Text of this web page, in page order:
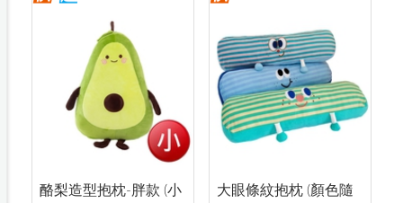
酪梨造型抱枕-胖款 (小
大眼條紋抱枕 (顏色隨